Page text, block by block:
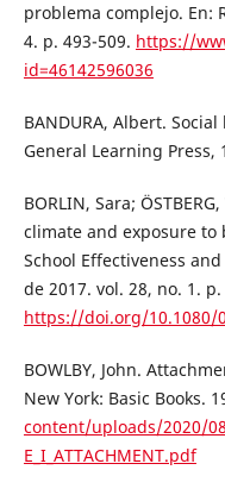
problema complejo. En:
4. p. 493-509. https://
id=46142596036
BANDURA, Albert.
General Learning Press,
BORLIN, Sara;
climate and exposure
School Effectiveness
de 2017. vol. 28, no. 1. p.
https://doi.org/10.1080/
BOWLBY, John.
New York: Basic Books.
content/uploads/2020/08/
E_I_ATTACHMENT.pdf